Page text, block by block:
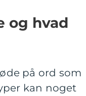
og hvad
på ord som
kan noget